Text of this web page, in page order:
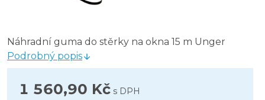
Náhradní guma do stěrky na okna 15 m Unger
Podrobný popis
1 560,90 Kč s DPH